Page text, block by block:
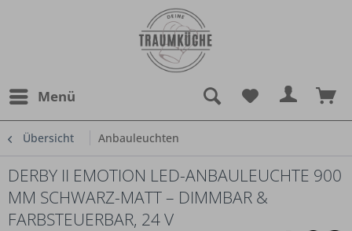
Menü
Übersicht Anbauleuchten
DERBY II EMOTION LED-ANBAULEUCHTE 900
MM SCHWARZ-MATT – DIMMBAR &
FARBSTEUERBAR, 24 V